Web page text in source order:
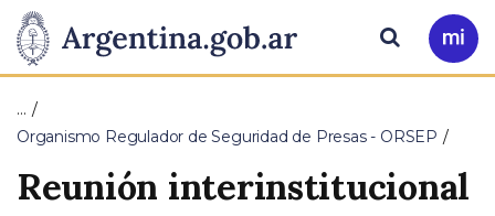
Presidencia
de
la
Nación
Pasar al contenido principal
Ir
a
Buscar
…
Organismo Regulador de Seguridad de Presas - ORSEP
Reunión interinstitucional